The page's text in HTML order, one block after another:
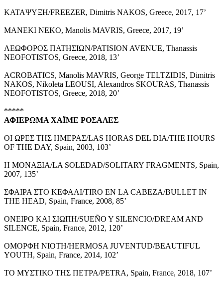
ΚΑΤΑΨΥΞΗ/FREEZER, Dimitris NAKOS, Greece, 2017, 17’
MANEKI NEKO, Manolis MAVRIS, Greece, 2017, 19’
ΛΕΩΦΟΡΟΣ ΠΑΤΗΣΙΩΝ/PATISION AVENUE, Thanassis
NEOFOTISTOS, Greece, 2018, 13’
ACROBATICS, Manolis MAVRIS, George TELTZIDIS, Dimitris
NAKOS, Nikoleta LEOUSI, Alexandros SKOURAS, Thanassis
NEOFOTISTOS, Greece, 2018, 20’
*****
ΑΦΙΕΡΩΜΑ ΧΑΪΜΕ ΡΟΣΑΛΕΣ
ΟΙ ΩΡΕΣ ΤΗΣ ΗΜΕΡΑΣ/LAS HORAS DEL DIA/THE HOURS
OF THE DAY, Spain, 2003, 103’
H ΜΟΝΑΞΙΑ/LA SOLEDAD/SOLITARY FRAGMENTS, Spain,
2007, 135’
ΣΦΑΙΡΑ ΣΤΟ ΚΕΦΑΛΙ/TIRO EN LA CABEZA/BULLET IN
THE HEAD, Spain, France, 2008, 85’
ΟΝΕΙΡΟ ΚΑΙ ΣΙΩΠΗ/SUEÑO Y SILENCIO/DREAM AND
SILENCE, Spain, France, 2012, 120’
ΟΜΟΡΦΗ ΝΙΟΤΗ/HERMOSA JUVENTUD/BEAUTIFUL
YOUTH, Spain, France, 2014, 102’
ΤΟ ΜΥΣΤΙΚΟ ΤΗΣ ΠΕΤΡΑ/PETRA, Spain, France, 2018, 107’